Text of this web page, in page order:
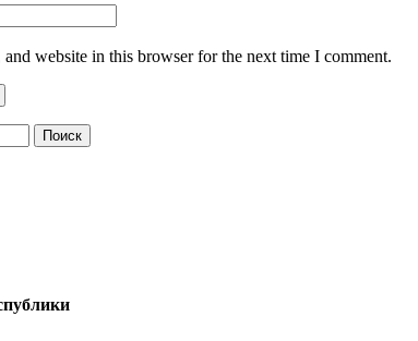
and website in this browser for the next time I comment.